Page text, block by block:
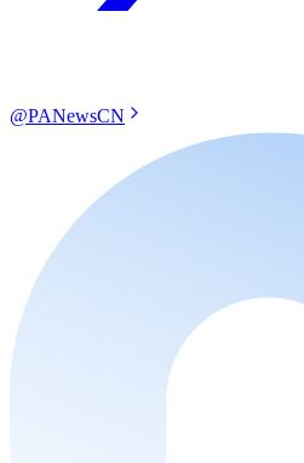
@PANewsCN